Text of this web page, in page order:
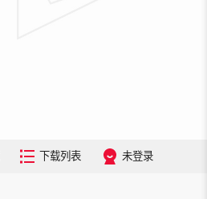
下载列表 未登录